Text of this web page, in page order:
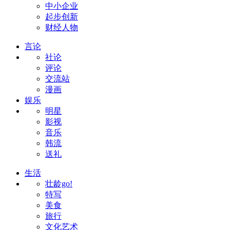
中小企业
起步创新
财经人物
言论
社论
评论
交流站
漫画
娱乐
明星
影视
音乐
韩流
送礼
生活
壮龄go!
特写
美食
旅行
文化艺术